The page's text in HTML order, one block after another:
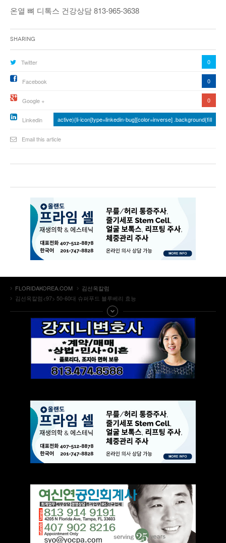
온열 뼈 디톡스 건강상담 813-965-3638
Sharing
Twitter 0
Facebook 0
Google + 0
Linkedin active){li-icon[type=linkedin-bug][color=inverse] .background{fill
Email this article
FLORIDAKOREA.COM
김선옥칼럼
김선옥칼럼<97> 50-60대 슈퍼푸드 블루베리 효능